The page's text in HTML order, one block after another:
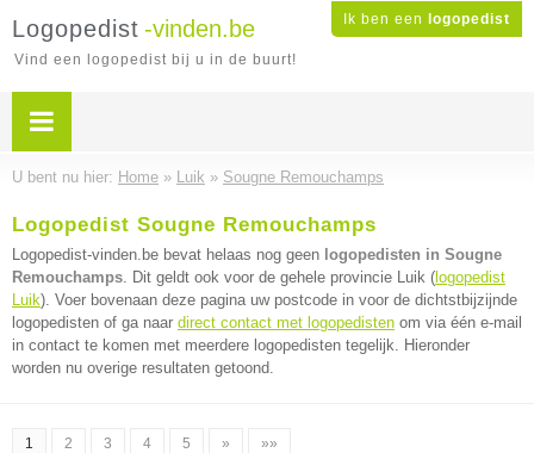
Ik ben een logopedist
Logopedist -vinden.be
Vind een logopedist bij u in de buurt!
U bent nu hier: Home » Luik » Sougne Remouchamps
Logopedist Sougne Remouchamps
Logopedist-vinden.be bevat helaas nog geen logopedisten in Sougne
Remouchamps. Dit geldt ook voor de gehele provincie Luik ( logopedist
Luik). Voer bovenaan deze pagina uw postcode in voor de dichtstbijzijnde
logopedisten of ga naar direct contact met logopedisten om via één e-mail
in contact te komen met meerdere logopedisten tegelijk. Hieronder
worden nu overige resultaten getoond.
1 2 3 4 5 » »»